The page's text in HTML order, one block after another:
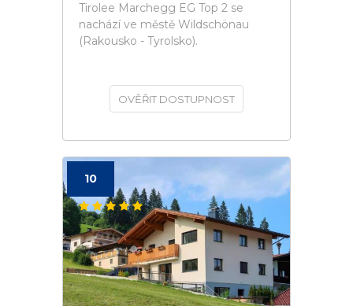
Tirolee Marchegg EG Top 2 se
nachází ve městě Wildschönau
(Rakousko - Tyrolsko).
OVĚŘIT DOSTUPNOST
10